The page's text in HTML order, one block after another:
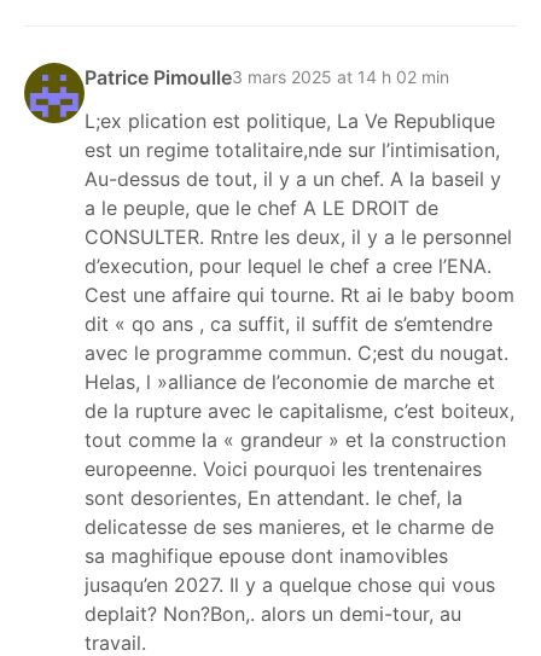
Patrice Pimoulle3 mars 2025 at 14 h 02 min
L;ex plication est politique, La Ve Republique
est un regime totalitaire,nde sur l’intimisation,
Au-dessus de tout, il y a un chef. A la baseil y
a le peuple, que le chef A LE DROIT de
CONSULTER. Rntre les deux, il y a le personnel
d’execution, pour lequel le chef a cree l’ENA.
Cest une affaire qui tourne. Rt ai le baby boom
dit « qo ans , ca suffit, il suffit de s’emtendre
avec le programme commun. C;est du nougat.
Helas, l »alliance de l’economie de marche et
de la rupture avec le capitalisme, c’est boiteux,
tout comme la « grandeur » et la construction
europeenne. Voici pourquoi les trentenaires
sont desorientes, En attendant. le chef, la
delicatesse de ses manieres, et le charme de
sa maghifique epouse dont inamovibles
jusaqu’en 2027. Il y a quelque chose qui vous
deplait? Non?Bon,. alors un demi-tour, au
travail.